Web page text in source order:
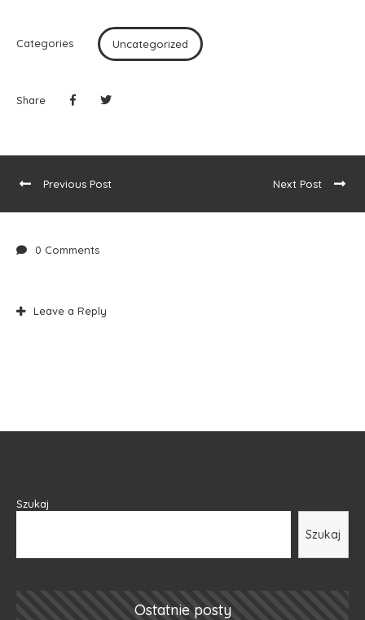
Categories Uncategorized
Share
Previous Post Next Post
0 Comments
Leave a Reply
Szukaj
Szukaj
Ostatnie posty